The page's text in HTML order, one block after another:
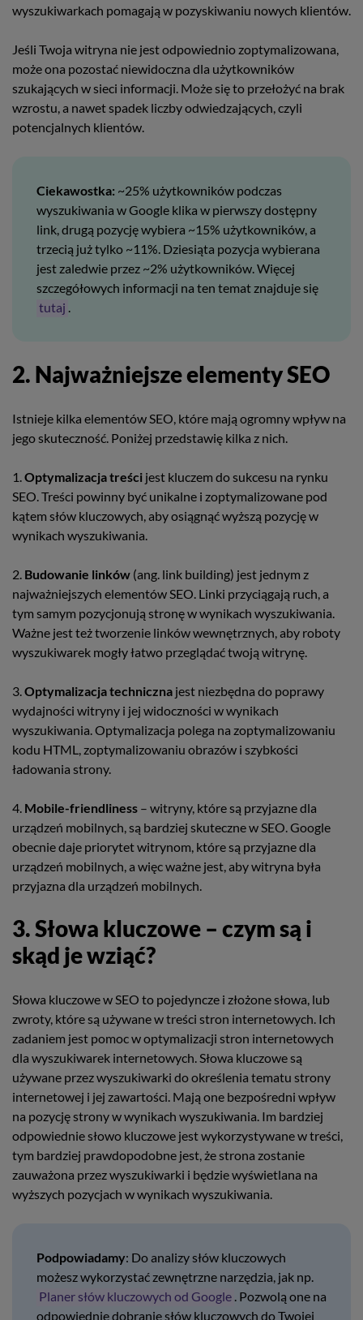
wyszukiwarkach pomagają w pozyskiwaniu nowych klientów.
Jeśli Twoja witryna nie jest odpowiednio zoptymalizowana,
może ona pozostać niewidoczna dla użytkowników
szukających w sieci informacji. Może się to przełożyć na brak
wzrostu, a nawet spadek liczby odwiedzających, czyli
potencjalnych klientów.
Ciekawostka: ~25% użytkowników podczas
wyszukiwania w Google klika w pierwszy dostępny
link, drugą pozycję wybiera ~15% użytkowników, a
trzecią już tylko ~11%. Dziesiąta pozycja wybierana
jest zaledwie przez ~2% użytkowników. Więcej
szczegółowych informacji na ten temat znajduje się
tutaj .
2. Najważniejsze elementy SEO
Istnieje kilka elementów SEO, które mają ogromny wpływ na
jego skuteczność. Poniżej przedstawię kilka z nich.
1.Optymalizacja treści jest kluczem do sukcesu na rynku
SEO. Treści powinny być unikalne i zoptymalizowane pod
kątem słów kluczowych, aby osiągnąć wyższą pozycję w
wynikach wyszukiwania.
2. Budowanie linków (ang. link building) jest jednym z
najważniejszych elementów SEO. Linki przyciągają ruch, a
tym samym pozycjonują stronę w wynikach wyszukiwania.
Ważne jest też tworzenie linków wewnętrznych, aby roboty
wyszukiwarek mogły łatwo przeglądać twoją witrynę.
3.Optymalizacja techniczna jest niezbędna do poprawy
wydajności witryny i jej widoczności w wynikach
wyszukiwania. Optymalizacja polega na zoptymalizowaniu
kodu HTML, zoptymalizowaniu obrazów i szybkości
ładowania strony.
4. Mobile-friendliness – witryny, które są przyjazne dla
urządzeń mobilnych, są bardziej skuteczne w SEO. Google
obecnie daje priorytet witrynom, które są przyjazne dla
urządzeń mobilnych, a więc ważne jest, aby witryna była
przyjazna dla urządzeń mobilnych.
3. Słowa kluczowe – czym są i
skąd je wziąć?
Słowa kluczowe w SEO to pojedyncze i złożone słowa, lub
zwroty, które są używane w treści stron internetowych. Ich
zadaniem jest pomoc w optymalizacji stron internetowych
dla wyszukiwarek internetowych. Słowa kluczowe są
używane przez wyszukiwarki do określenia tematu strony
internetowej i jej zawartości. Mają one bezpośredni wpływ
na pozycję strony w wynikach wyszukiwania. Im bardziej
odpowiednie słowo kluczowe jest wykorzystywane w treści,
tym bardziej prawdopodobne jest, że strona zostanie
zauważona przez wyszukiwarki i będzie wyświetlana na
wyższych pozycjach w wynikach wyszukiwania.
Podpowiadamy: Do analizy słów kluczowych
możesz wykorzystać zewnętrzne narzędzia, jak np.
Planer słów kluczowych od Google . Pozwolą one na
odpowiednie dobranie słów kluczowych do Twojej